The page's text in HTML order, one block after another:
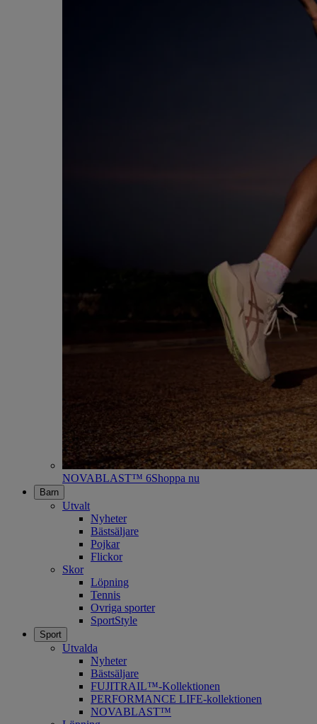
NOVABLAST™ 6Shoppa nu
Barn
Utvalt
Nyheter
Bästsäljare
Pojkar
Flickor
Skor
Löpning
Tennis
Ovriga sporter
SportStyle
Sport
Utvalda
Nyheter
Bästsäljare
FUJITRAIL™-Kollektionen
PERFORMANCE LIFE-kollektionen
NOVABLAST™